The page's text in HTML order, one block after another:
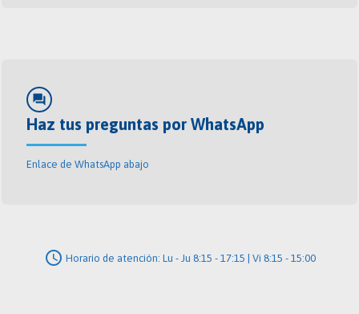
forum
Haz tus preguntas por WhatsApp
Enlace de WhatsApp abajo
schedule Horario de atención: Lu - Ju 8:15 - 17:15 | Vi 8:15 - 15:00